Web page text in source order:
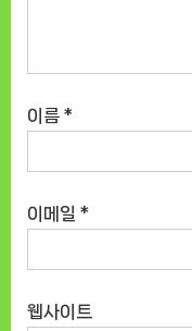
이름 *
이메일 *
웹사이트